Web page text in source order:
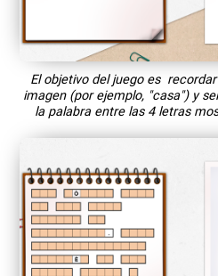
El objetivo del juego es
imagen (por ejemplo, "casa") y
la palabra entre las 4 letras